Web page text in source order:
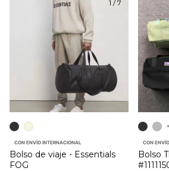
1 /7
CON ENVÍO INTERNACIONAL
Bolso de viaje - Essentials
FOG
CON
Bolso